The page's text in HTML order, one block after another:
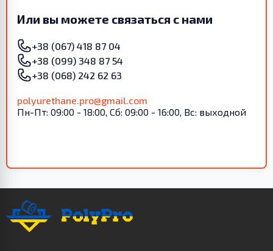
Или вы можете связаться с нами
+38 (067) 418 87 04
+38 (099) 348 87 54
+38 (068) 242 62 63
polyurethane.pro@gmail.com
Пн-Пт: 09:00 - 18:00, Сб: 09:00 - 16:00, Вс: выходной